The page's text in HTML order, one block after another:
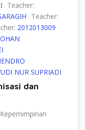
Teacher:
Teacher:
2012013009
NUR SUPRIADI
dan